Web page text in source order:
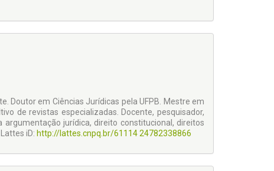
Doutor em Ciências Jurídicas pela UFPB. Mestre em
de revistas especializadas. Docente, pesquisador,
jurídica, direito constitucional, direitos
iD: http://lattes.cnpq.br/61114 24782338866